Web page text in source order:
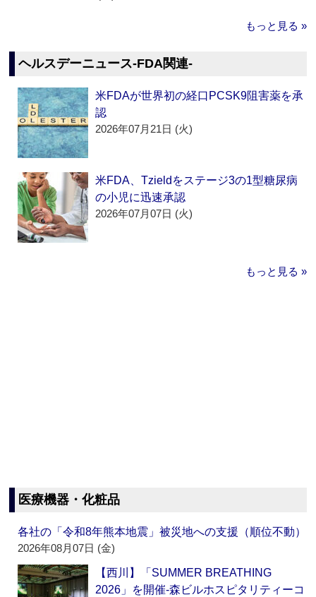
もっと見る »
ヘルスデーニュース‐FDA関連‐
米FDAが世界初の経口PCSK9阻害薬を承
認
2026年07月21日 (火)
米FDA、Tzieldをステージ3の1型糖尿病
の小児に迅速承認
2026年07月07日 (火)
もっと見る »
医療機器・化粧品
各社の「令和8年熊本地震」被災地への支援（順位不動）
2026年08月07日 (金)
【西川】「SUMMER BREATHING
2026」を開催‐森ビルホスピタリティーコ